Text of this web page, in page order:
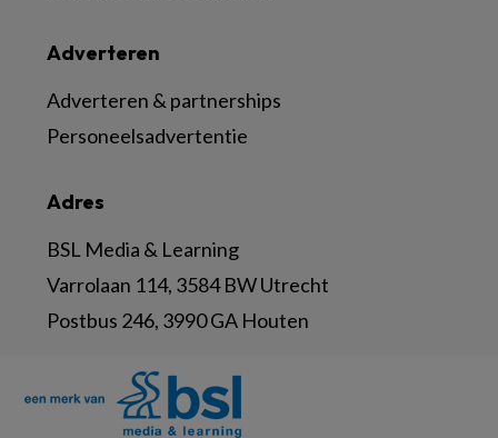
Adres
BSL Media & Learning
Varrolaan 114, 3584 BW Utrecht
Postbus 246, 3990 GA Houten
Adverteren
Adverteren & partnerships
Personeelsadvertentie